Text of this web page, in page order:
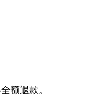
额退款。